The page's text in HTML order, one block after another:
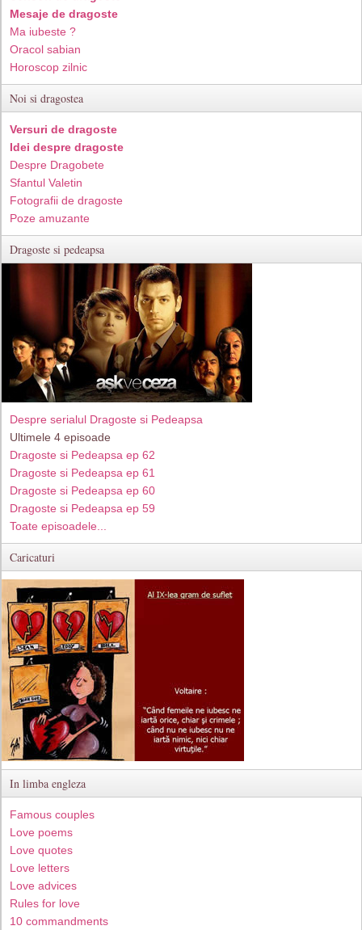
Mesaje de dragoste
Ma iubeste ?
Oracol sabian
Horoscop zilnic
Noi si dragostea
Versuri de dragoste
Idei despre dragoste
Despre Dragobete
Sfantul Valetin
Fotografii de dragoste
Poze amuzante
Dragoste si pedeapsa
Despre serialul Dragoste si Pedeapsa
Ultimele 4 episoade
Dragoste si Pedeapsa ep 62
Dragoste si Pedeapsa ep 61
Dragoste si Pedeapsa ep 60
Dragoste si Pedeapsa ep 59
Toate episoadele...
Caricaturi
In limba engleza
Famous couples
Love poems
Love quotes
Love letters
Love advices
Rules for love
10 commandments